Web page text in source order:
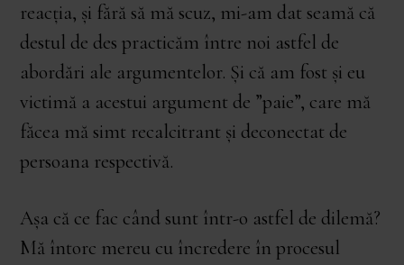
reacția, și fără să mă scuz, mi-am dat seamă că
destul de des practicăm între noi astfel de
abordări ale argumentelor. Și că am fost și eu
victimă a acestui argument de ”paie”, care mă
făcea mă simt recalcitrant și deconectat de
persoana respectivă.
Așa că ce fac când sunt într-o astfel de dilemă?
Mă întorc mereu cu încredere în procesul